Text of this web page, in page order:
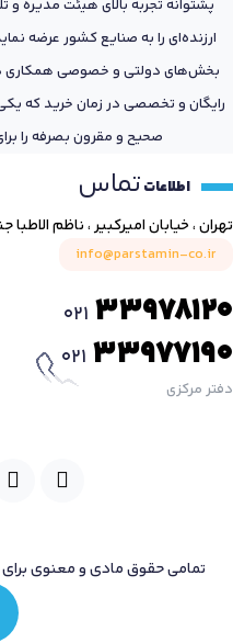
پشتوانه تجربه بالای هیئت
ارزنده‌ای را به صنایع کشور عرضه
بخش‌های دولتی و خصوصی همکاری
رایگان و تخصصی در زمان خرید که
صحیح و مقرون بصرفه را
اطلاعاتتماس
تهران ، خیابان امیرکبیر ، ناظم الاطبا جنوبی
info@parstamin-co.ir
021 33978120
021 33977190
دفتر مرکزی
تمامی حقوق مادی و معنوی